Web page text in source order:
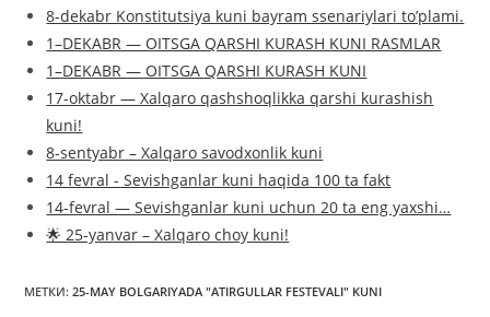
8-dekabr Konstitutsiya kuni bayram ssenariylari to’plami.
1–DEKABR — OITSGA QARSHI KURASH KUNI RASMLAR
1–DEKABR — OITSGA QARSHI KURASH KUNI
17-oktabr — Xalqaro qashshoqlikka qarshi kurashish
kuni!
8-sentyabr – Xalqaro savodxonlik kuni
14 fevral - Sevishganlar kuni haqida 100 ta fakt
14-fevral — Sevishganlar kuni uchun 20 ta eng yaxshi…
🌟 25-yanvar – Xalqaro choy kuni!
МЕТКИ:25-MAY BOLGARIYADA "ATIRGULLAR FESTEVALI" KUNI